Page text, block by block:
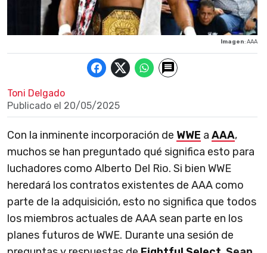
Imagen: AAA
Toni Delgado
Publicado el 20/05/2025
Con la inminente incorporación de WWE a AAA,
muchos se han preguntado qué significa esto para
luchadores como Alberto Del Rio. Si bien WWE
heredará los contratos existentes de AAA como
parte de la adquisición, esto no significa que todos
los miembros actuales de AAA sean parte en los
planes futuros de WWE. Durante una sesión de